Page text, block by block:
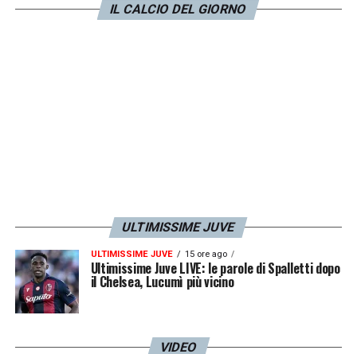
riproposizione mancava dallo scorso
IL CALCIO DEL GIORNO
ULTIMISSIME JUVE
ULTIMISSIME JUVE 15 ore ago
Ultimissime Juve LIVE: le parole di Spalletti dopo
il Chelsea, Lucumì più vicino
VIDEO